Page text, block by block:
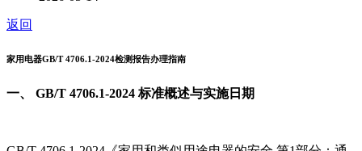
返回
家用电器GB/T 4706.1-2024检测报告办理指南
一、 GB/T 4706.1-2024 标准概述与实施日期